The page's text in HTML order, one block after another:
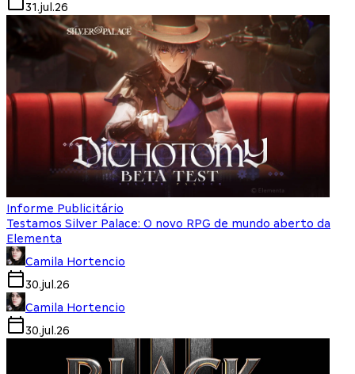
31.jul.26
Informe Publicitário
Testamos Silver Palace: O novo RPG de mundo aberto da
Elementa
Camila Hortencio
30.jul.26
Camila Hortencio
30.jul.26